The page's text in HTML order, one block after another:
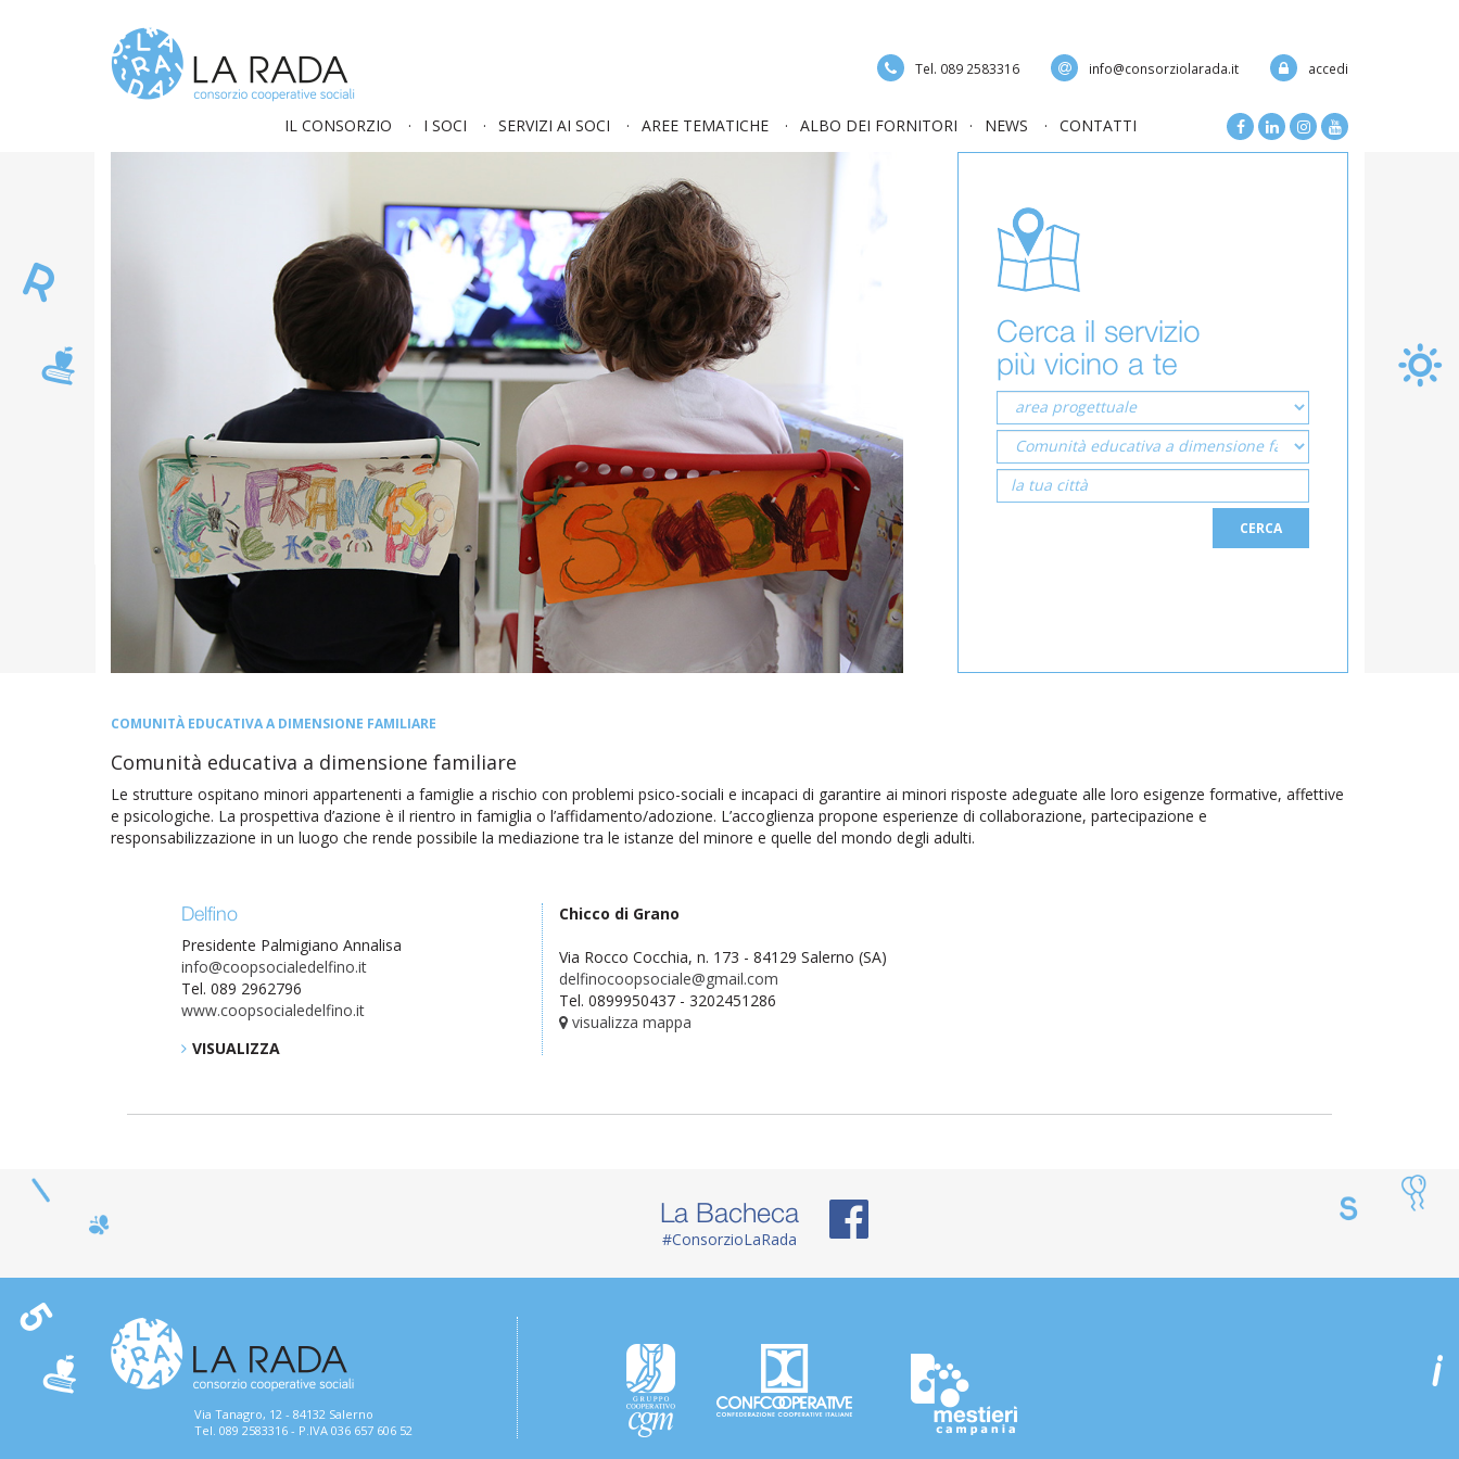
Tel. 089 2583316 info@consorziolarada.it accedi
IL CONSORZIO I SOCI SERVIZI AI SOCI AREE TEMATICHE ALBO DEI FORNITORI NEWS CONTATTI
Cerca il servizio
più vicino a te
CERCA
COMUNITÀ EDUCATIVA A DIMENSIONE FAMILIARE
Comunità educativa a dimensione familiare
Le strutture ospitano minori appartenenti a famiglie a rischio con problemi psico-sociali e incapaci di garantire ai minori risposte adeguate alle loro esigenze formative, affettive
e psicologiche. La prospettiva d’azione è il rientro in famiglia o l’affidamento/adozione. L’accoglienza propone esperienze di collaborazione, partecipazione e
responsabilizzazione in un luogo che rende possibile la mediazione tra le istanze del minore e quelle del mondo degli adulti.
Delfino
Presidente Palmigiano Annalisa
info@coopsocialedelfino.it
Tel. 089 2962796
www.coopsocialedelfino.it
VISUALIZZA
Chicco di Grano
Via Rocco Cocchia, n. 173 - 84129 Salerno (SA)
delfinocoopsociale@gmail.com
Tel. 0899950437 - 3202451286
visualizza mappa
La Bacheca
#ConsorzioLaRada
Via Tanagro, 12 - 84132 Salerno
Tel. 089 2583316 - P.IVA 036 657 606 52